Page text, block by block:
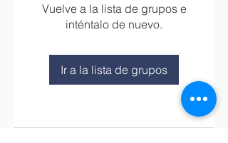
Vuelve a la lista de grupos e
inténtalo de nuevo.
Ir a la lista de grupos